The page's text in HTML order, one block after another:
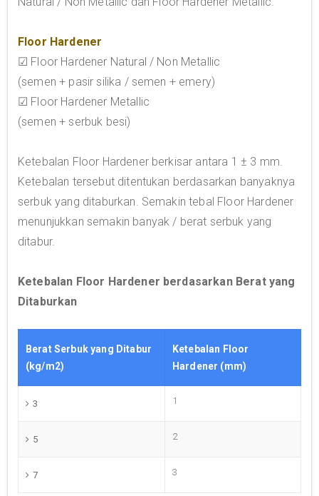
Floor Hardener
☑ Floor Hardener Natural / Non Metallic
(semen + pasir silika / semen + emery)
☑ Floor Hardener Metallic
(semen + serbuk besi)
Ketebalan Floor Hardener berkisar antara 1 ± 3 mm.
Ketebalan tersebut ditentukan berdasarkan banyaknya
serbuk yang ditaburkan. Semakin tebal Floor Hardener
menunjukkan semakin banyak / berat serbuk yang
ditabur.
Ketebalan Floor Hardener berdasarkan Berat yang
Ditaburkan
Berat Serbuk yang Ditabur
(kg/m2)
Ketebalan Floor
Hardener (mm)
3 1
5 2
7 3